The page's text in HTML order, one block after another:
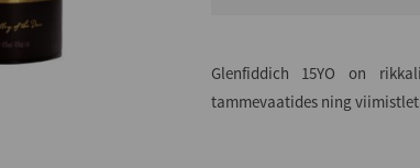
Glenfiddich 15YO on
tammevaatides ning